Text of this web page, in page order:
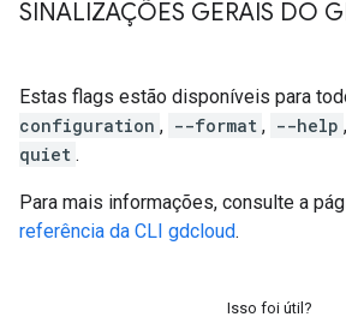
SINALIZAÇÕES GERAIS DO
Estas flags estão disponíveis para
configuration , --format , --help ,
quiet .
Para mais informações, consulte a
referência da CLI gdcloud.
Isso foi útil?